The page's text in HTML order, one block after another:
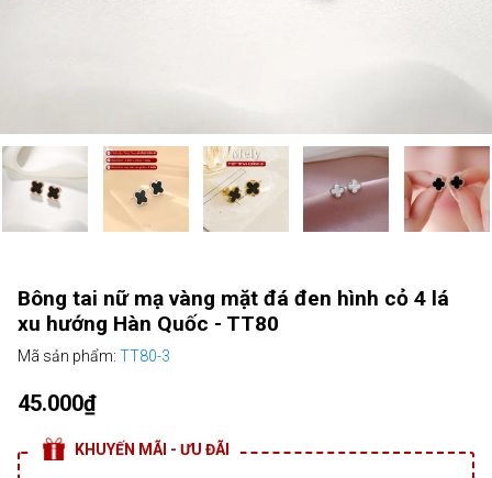
Bông tai nữ mạ vàng mặt đá đen hình cỏ 4 lá
xu hướng Hàn Quốc - TT80
Mã sản phẩm: TT80-3
45.000₫
KHUYẾN MÃI - ƯU ĐÃI